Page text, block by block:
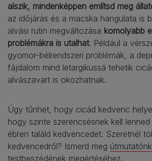
alszik, mindenképpen említsd meg
az időjárás és a macska hangulata is
alvási rutin megváltozása komolyabb
problémákra is utalhat. Például a
gyomor-bélrendszeri problémák, a
fájdalom mind letargikussá tehetik
alvászavart is okozhatnak.
Úgy tűnhet, hogy cicád kedvenc
hogy szinte szerencsésnek kell
ébren találd kedvencedet. Szeretnél
kedvencedről? Ismerd meg
testbeszédének megértéséhez.